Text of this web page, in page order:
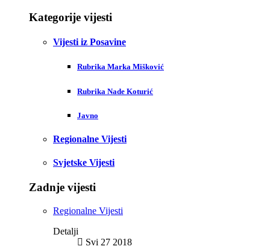
Kategorije vijesti
Vijesti iz Posavine
Rubrika Marka Mišković
Rubrika Nade Koturić
Javno
Regionalne Vijesti
Svjetske Vijesti
Zadnje vijesti
Regionalne Vijesti
Detalji
Svi 27 2018